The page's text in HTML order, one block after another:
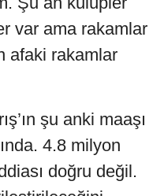
var ama rakamlar
afaki rakamlar
şu anki maaşı
4.8 milyon
doğru değil.